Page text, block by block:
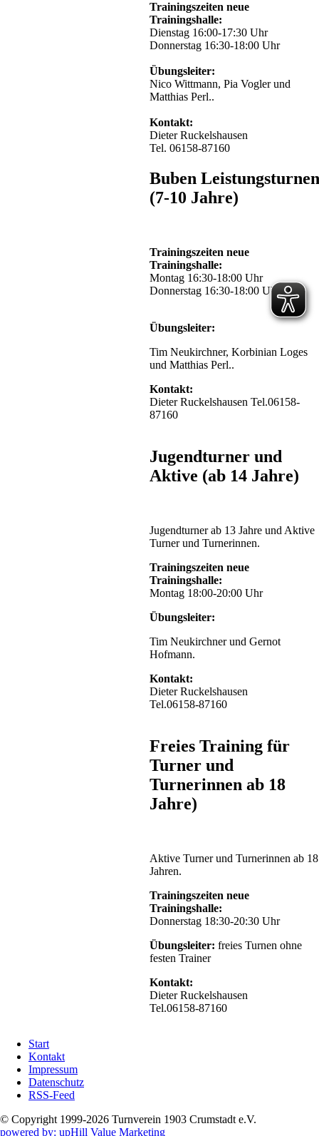
Trainingszeiten neue
Trainingshalle:
Dienstag 16:00-17:30 Uhr
Donnerstag 16:30-18:00 Uhr
Übungsleiter:
Nico Wittmann, Pia Vogler und
Matthias Perl..
Kontakt:
Dieter Ruckelshausen
Tel. 06158-87160
Buben Leistungsturnen
(7-10 Jahre)
Trainingszeiten neue
Trainingshalle:
Montag 16:30-18:00 Uhr
Donnerstag 16:30-18:00 Uhr
Übungsleiter:
Tim Neukirchner, Korbinian Loges
und Matthias Perl..
Kontakt:
Dieter Ruckelshausen Tel.06158-
87160
Jugendturner und
Aktive (ab 14 Jahre)
Jugendturner ab 13 Jahre und Aktive
Turner und Turnerinnen.
Trainingszeiten neue
Trainingshalle:
Montag 18:00-20:00 Uhr
Übungsleiter:
Tim Neukirchner und Gernot
Hofmann.
Kontakt:
Dieter Ruckelshausen
Tel.06158-87160
Freies Training für
Turner und
Turnerinnen ab 18
Jahre)
Aktive Turner und Turnerinnen ab 18
Jahren.
Trainingszeiten neue
Trainingshalle:
Donnerstag 18:30-20:30 Uhr
Übungsleiter: freies Turnen ohne
festen Trainer
Kontakt:
Dieter Ruckelshausen
Tel.06158-87160
überspringen
Start
Kontakt
Impressum
Datenschutz
RSS-Feed
© Copyright 1999-2026 Turnverein 1903 Crumstadt e.V.
powered by: upHill Value Marketing